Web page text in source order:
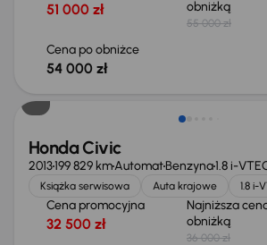
51 000 zł obniżką
55 000 zł
Cena po obniżce
54 000 zł
Taniej o 1 500 zł
Honda Civic
2013199 829 kmAutomatBenzyna1.8 i-
Książka serwisowa Auta krajowe 1.8 i-
Cena promocyjna
32 500 zł
Najniższa
obniżką
36 000 zł